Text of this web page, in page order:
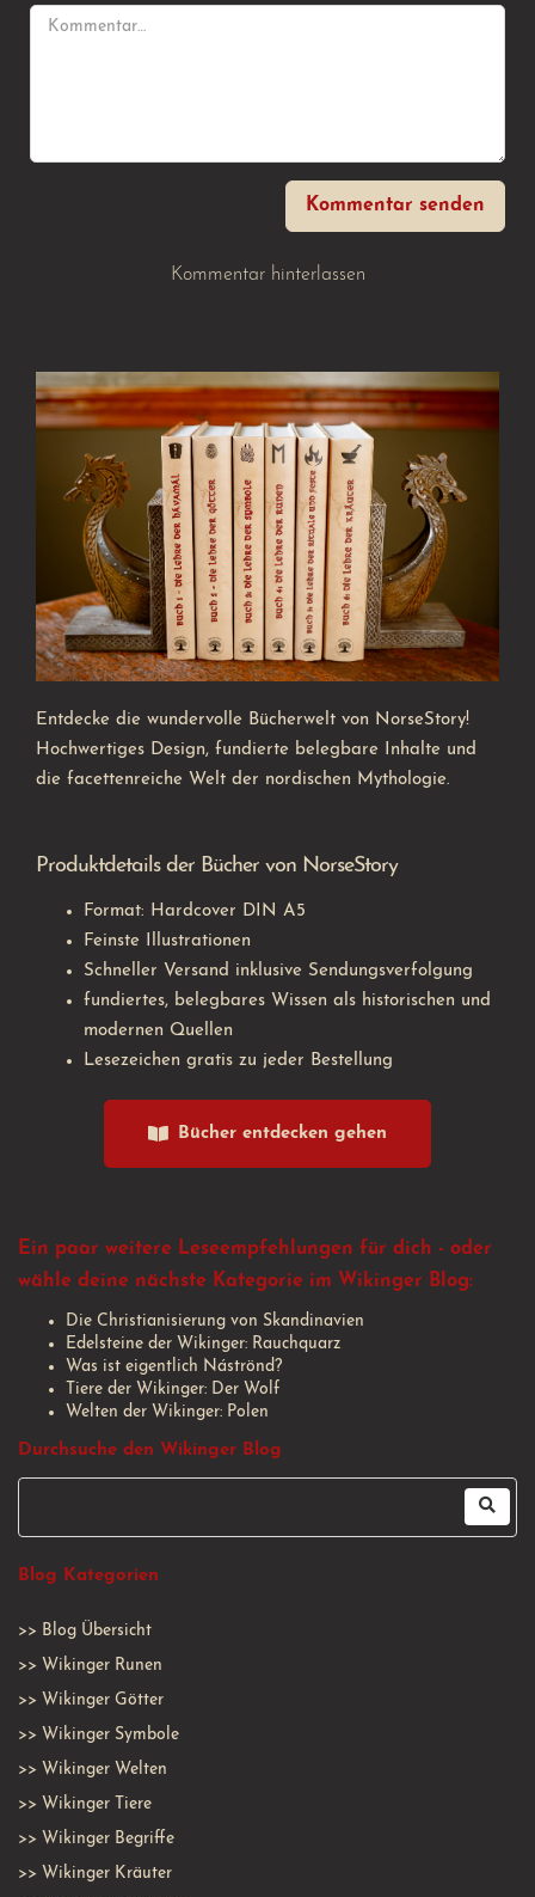
Kommentar senden
Kommentar hinterlassen
Entdecke die wundervolle Bücherwelt von NorseStory!
Hochwertiges Design, fundierte belegbare Inhalte und
die facettenreiche Welt der nordischen Mythologie.
Produktdetails der Bücher von NorseStory
Format: Hardcover DIN A5
Feinste Illustrationen
Schneller Versand inklusive Sendungsverfolgung
fundiertes, belegbares Wissen als historischen und
modernen Quellen
Lesezeichen gratis zu jeder Bestellung
Bücher entdecken gehen
Ein paar weitere Leseempfehlungen für dich - oder
wähle deine nächste Kategorie im Wikinger Blog:
Die Christianisierung von Skandinavien
Edelsteine der Wikinger: Rauchquarz
Was ist eigentlich Náströnd?
Tiere der Wikinger: Der Wolf
Welten der Wikinger: Polen
Durchsuche den Wikinger Blog
Blog Kategorien
>> Blog Übersicht
>> Wikinger Runen
>> Wikinger Götter
>> Wikinger Symbole
>> Wikinger Welten
>> Wikinger Tiere
>> Wikinger Begriffe
>> Wikinger Kräuter